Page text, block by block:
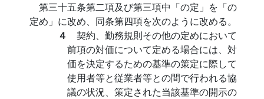
第三十五条第二項及び第三項中「の定」を「の
定め」に改め、同条第四項を次のように改める。
４ 契約、勤務規則その他の定めにおいて
前項の対価について定める場合には、対
価を決定するための基準の策定に際して
使用者等と従業者等との間で行われる協
議の状況、策定された当該基準の開示の